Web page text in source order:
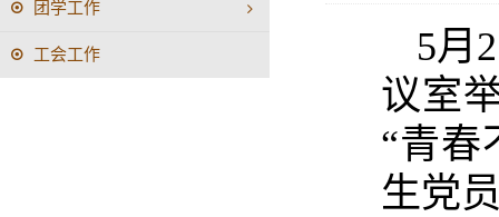
团学工作
工会工作
5月
议室
“青春
生党